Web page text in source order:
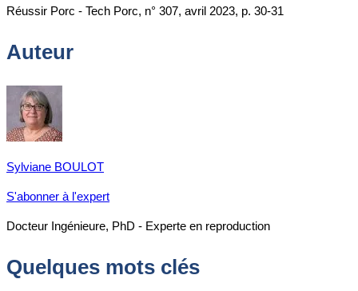
Réussir Porc - Tech Porc, n° 307, avril 2023, p. 30-31
Auteur
Sylviane BOULOT
S'abonner à l'expert
Docteur Ingénieure, PhD - Experte en reproduction
Quelques mots clés